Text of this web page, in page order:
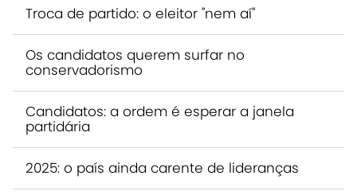
Troca de partido: o eleitor "nem aí"
Os candidatos querem surfar no
conservadorismo
Candidatos: a ordem é esperar a janela
partidária
2025: o país ainda carente de lideranças